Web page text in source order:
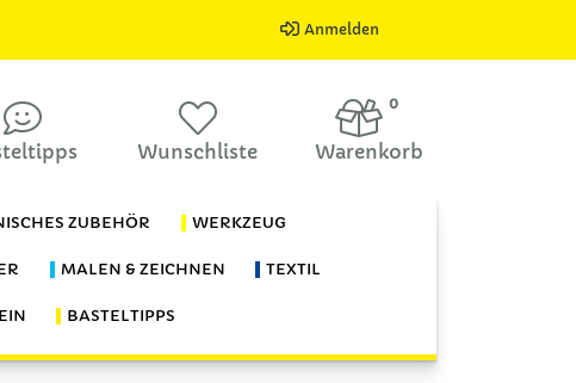
Anmelden
Wunschliste
0
Warenkorb
ZUBEHÖR WERKZEUG
MALEN & ZEICHNEN TEXTIL
BASTELTIPPS